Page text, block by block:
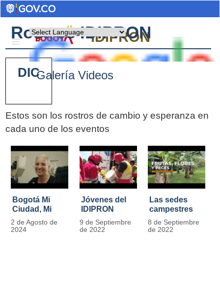
Powered by
IDIPRON
Rostros IDIPRON
Galería Videos
Estos son los rostros de cambio y esperanza en
cada uno de los eventos
Bogotá Mi
Ciudad, Mi
Casa
2 de Agosto de
2024
Jóvenes del
IDIPRON
restauraron
más de 13.000
9 de Septiembre
de 2022
Las sedes
campestres
de IDIPRON
se convierten
8 de Septiembre
de 2022
Pages
DIC